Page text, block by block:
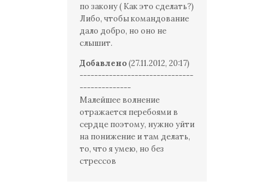
по закону ( Как это сделать?)
Либо, чтобы командование
дало добро, но оно не
слышит.
Добавлено(27.11.2012, 20:17)
-------------------------------
--------------
Малейшее волнение
отражается перебоями в
сердце поэтому, нужно уйти
на понижение и там делать,
то, что я умею, но без
стрессов